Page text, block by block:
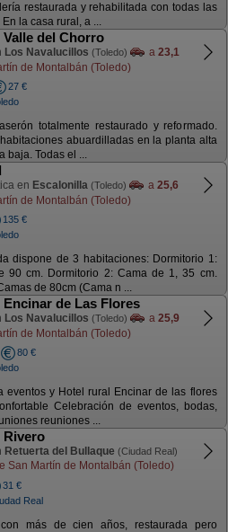
restaurada y rehabilitada con todas las
la casa rural, a ...
Valle del Chorro
Los Navalucillos (Toledo) a 23,1
de Montalbán (Toledo)
27 €
totalmente restaurado y reformado.
abuardilladas en la planta alta
baja. Todas el ...
en Escalonilla (Toledo) a 25,6
de Montalbán (Toledo)
135 €
dispone de 3 habitaciones: Dormitorio 1:
90 cm. Dormitorio 2: Cama de 1, 35 cm.
de 80cm (Cama n ...
Encinar de Las Flores
Los Navalucillos (Toledo) a 25,9
de Montalbán (Toledo)
80 €
eventos y Hotel rural Encinar de las flores
Celebración de eventos, bodas,
reuniones ...
Rivero
Retuerta del Bullaque (Ciudad Real)
San Martín de Montalbán (Toledo)
31 €
Real
más de cien años, restaurada pero